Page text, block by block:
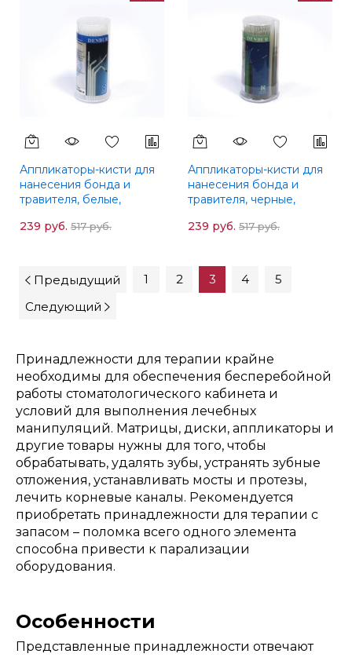
Аппликаторы-кисти для
нанесения бонда и
травителя, белые,
Brush
239 руб. 517 руб.
Аппликаторы-кисти для
нанесения бонда и
травителя, черные,
Master-Brush
239 руб. 517 руб.
Предыдущий 1 2 3 4
5
Следующий
Принадлежности для терапии крайне
необходимы для обеспечения бесперебойной
работы стоматологического кабинета и
условий для выполнения лечебных
манипуляций. Матрицы, диски, аппликаторы и
другие товары нужны для того, чтобы
обрабатывать, удалять зубы, устранять зубные
отложения, устанавливать мосты и протезы,
лечить корневые каналы. Рекомендуется
приобретать принадлежности для терапии с
запасом – поломка всего одного элемента
способна привести к парализации
оборудования.
Особенности
Представленные принадлежности отвечают